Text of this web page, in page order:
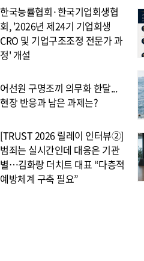
한국능률협회·한국기업회생협
회, '2026년 제24기 기업회생
CRO 및 기업구조조정 전문가 과
정' 개설
어선원 구명조끼 의무화 한달...
현장 반응과 남은 과제는?
[TRUST 2026 릴레이 인터뷰②]
범죄는 실시간인데 대응은 기관
별…김화랑 더치트 대표 “다층적
예방체계 구축 필요”